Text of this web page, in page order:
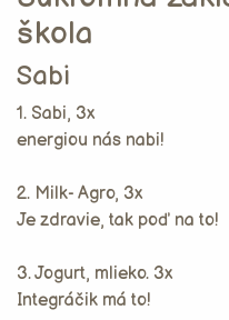
škola
Sabi
1. Sabi, 3x
energiou nás nabi!
2. Milk- Agro, 3x
Je zdravie, tak poď na to!
3. Jogurt, mlieko. 3x
Integráčik má to!